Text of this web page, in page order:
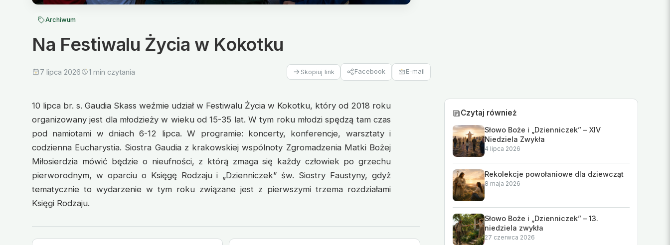
Archiwum
Na Festiwalu Życia w Kokotku
7 lipca 2026 1 min czytania Skopiuj link Facebook E-mail
10 lipca br. s. Gaudia Skass weźmie udział w Festiwalu Życia w Kokotku, który od 2018 roku
organizowany jest dla młodzieży w wieku od 15-35 lat. W tym roku młodzi spędzą tam czas
pod namiotami w dniach 6-12 lipca. W programie: koncerty, konferencje, warsztaty i
codzienna Eucharystia. Siostra Gaudia z krakowskiej wspólnoty Zgromadzenia Matki Bożej
Miłosierdzia mówić będzie o nieufności, z którą zmaga się każdy człowiek po grzechu
pierworodnym, w oparciu o Księgę Rodzaju i „Dzienniczek” św. Siostry Faustyny, gdyż
tematycznie to wydarzenie w tym roku związane jest z pierwszymi trzema rozdziałami
Księgi Rodzaju.
Czytaj również
Słowo Boże i „Dzienniczek” – XIV
Niedziela Zwykła
4 lipca 2026
Rekolekcje powołaniowe dla dziewcząt
8 maja 2026
Słowo Boże i „Dzienniczek” – 13.
niedziela zwykła
27 czerwca 2026